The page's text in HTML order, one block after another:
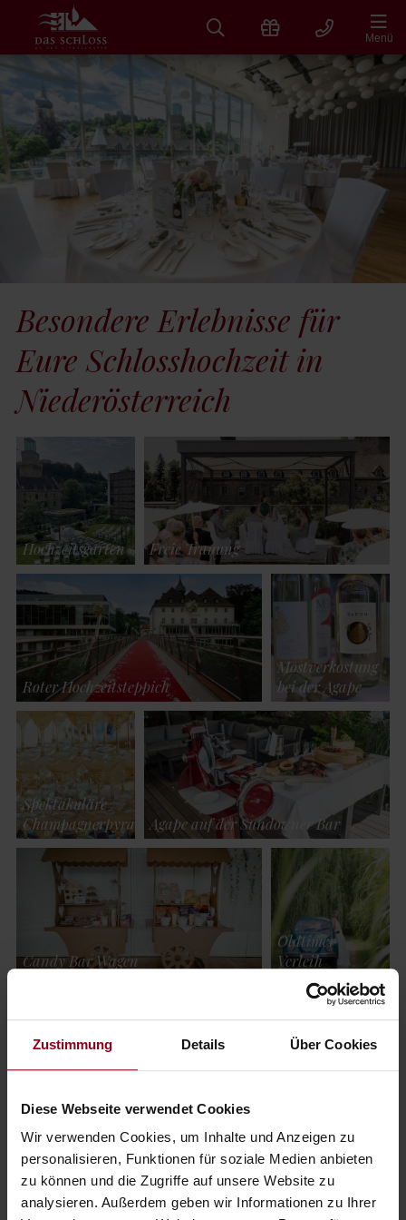
Zustimmung Details Über Cookies
Diese Webseite verwendet Cookies
Wir verwenden Cookies, um Inhalte und Anzeigen zu
personalisieren, Funktionen für soziale Medien anbieten
zu können und die Zugriffe auf unsere Website zu
analysieren. Außerdem geben wir Informationen zu Ihrer
springen
Menü
Besondere Erlebnisse für
Eure Schlosshochzeit in
Niederösterreich
Hochzeitsgarten Freie Trauung
Roter Hochzeitsteppich
Mostverkostung
bei der Agape
Spektakuläre
ChampagnerpyramideAgape auf der Sundowner Bar
Candy Bar Wagen
Oldtimer
Verleih
Tafeln wie einst
die schwarzen
Kinder